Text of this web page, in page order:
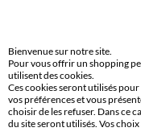
Retours
sous 30 jours
Service
par chat et par
Bienvenue sur notre site.
Pour vous offrir un shopping
utilisent des cookies.
Ces cookies seront utilisés
vos préférences et vous
choisir de les refuser. Dans ce
du site seront utilisés. Vos